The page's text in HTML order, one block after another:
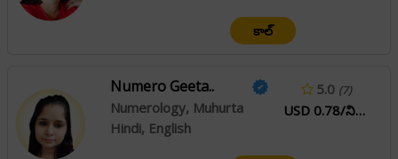
కాల్
Numero Geeta..
Numerology, Muhurta
Hindi, English
5.0 (7)
USD 0.78/నిమి